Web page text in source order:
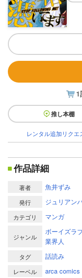
1
推し本棚
レンタル追加リクエ
作品詳細
著者 魚井ずみ
発行 ジュリアン
カテゴリ マンガ
ジャンル
ボーイズラ
業界人
タグ 話読み
レーベル arca comics